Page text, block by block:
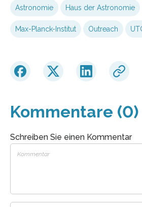
Astronomie Haus der Astronomie
Max-Planck-Institut Outreach
Kommentare (0)
Schreiben Sie einen Kommentar